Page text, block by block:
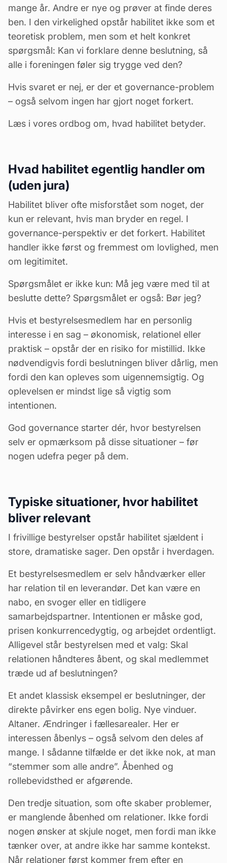
mange år. Andre er nye og prøver at finde deres
ben. I den virkelighed opstår habilitet ikke som et
teoretisk problem, men som et helt konkret
spørgsmål: Kan vi forklare denne beslutning, så
alle i foreningen føler sig trygge ved den?
Hvis svaret er nej, er der et governance-problem
– også selvom ingen har gjort noget forkert.
Læs i vores ordbog om, hvad habilitet betyder.
Hvad habilitet egentlig handler om
(uden jura)
Habilitet bliver ofte misforstået som noget, der
kun er relevant, hvis man bryder en regel. I
governance-perspektiv er det forkert. Habilitet
handler ikke først og fremmest om lovlighed, men
om legitimitet.
Spørgsmålet er ikke kun: Må jeg være med til at
beslutte dette? Spørgsmålet er også: Bør jeg?
Hvis et bestyrelsesmedlem har en personlig
interesse i en sag – økonomisk, relationel eller
praktisk – opstår der en risiko for mistillid. Ikke
nødvendigvis fordi beslutningen bliver dårlig, men
fordi den kan opleves som uigennemsigtig. Og
oplevelsen er mindst lige så vigtig som
intentionen.
God governance starter dér, hvor bestyrelsen
selv er opmærksom på disse situationer – før
nogen udefra peger på dem.
Typiske situationer, hvor habilitet
bliver relevant
I frivillige bestyrelser opstår habilitet sjældent i
store, dramatiske sager. Den opstår i hverdagen.
Et bestyrelsesmedlem er selv håndværker eller
har relation til en leverandør. Det kan være en
nabo, en svoger eller en tidligere
samarbejdspartner. Intentionen er måske god,
prisen konkurrencedygtig, og arbejdet ordentligt.
Alligevel står bestyrelsen med et valg: Skal
relationen håndteres åbent, og skal medlemmet
træde ud af beslutningen?
Et andet klassisk eksempel er beslutninger, der
direkte påvirker ens egen bolig. Nye vinduer.
Altaner. Ændringer i fællesarealer. Her er
interessen åbenlys – også selvom den deles af
mange. I sådanne tilfælde er det ikke nok, at man
“stemmer som alle andre”. Åbenhed og
rollebevidsthed er afgørende.
Den tredje situation, som ofte skaber problemer,
er manglende åbenhed om relationer. Ikke fordi
nogen ønsker at skjule noget, men fordi man ikke
tænker over, at andre ikke har samme kontekst.
Når relationer først kommer frem efter en